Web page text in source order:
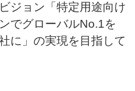
ジョン「特定用途向け
でグローバルNo.1を
に」の実現を目指して